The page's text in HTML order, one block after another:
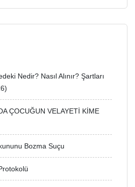
Nedir? Nasıl Alınır? Şartları
ÇOCUĞUN VELAYETİ KİME
Bozma Suçu